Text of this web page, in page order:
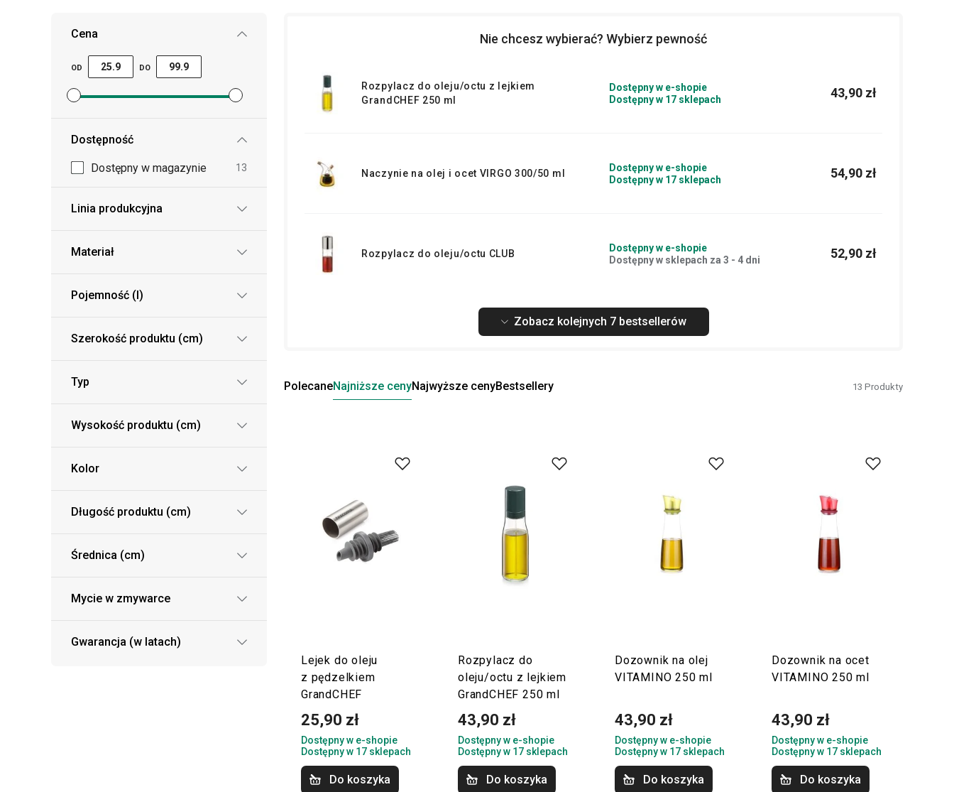
wyrazisty aromat!
Cena
OD DO
Ustaw filtr ceny minimalnej
Ustaw filtr ceny maksymalnej
Dostępność
Dostępny w magazynie 13
Linia produkcyjna
Materiał
Pojemność (l)
Szerokość produktu (cm)
Typ
Wysokość produktu (cm)
Kolor
Długość produktu (cm)
Średnica (cm)
Mycie w zmywarce
Gwarancja (w latach)
Nie chcesz wybierać? Wybierz pewność
Rozpylacz do oleju/octu z lejkiem
GrandCHEF 250 ml
Dostępny w e-shopie
Dostępny w 17 sklepach
43,90 zł
Naczynie na olej i ocet VIRGO 300/50 ml
Dostępny w e-shopie
Dostępny w 17 sklepach
54,90 zł
Rozpylacz do oleju/octu CLUB
Dostępny w e-shopie
Dostępny w sklepach za 3 - 4 dni
52,90 zł
Zobacz kolejnych 7 bestsellerów
PolecaneNajniższe cenyNajwyższe cenyBestsellery 13 Produkty
Lejek do oleju
z pędzelkiem
GrandCHEF
25,90 zł
Dostępny w e-shopie
Dostępny w 17 sklepach
Do koszyka
Rozpylacz do
oleju/octu z lejkiem
GrandCHEF 250 ml
43,90 zł
Dostępny w e-shopie
Dostępny w 17 sklepach
Do koszyka
Dozownik na olej
VITAMINO 250 ml
43,90 zł
Dostępny w e-shopie
Dostępny w 17 sklepach
Do koszyka
Dozownik na ocet
VITAMINO 250 ml
43,90 zł
Dostępny w e-shopie
Dostępny w 17 sklepach
Do koszyka